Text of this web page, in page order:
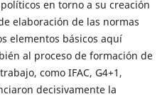
en torno a su creación
elaboración de las normas
elementos básicos aquí
al proceso de formación de
como IFAC, G4+1,
decisivamente la